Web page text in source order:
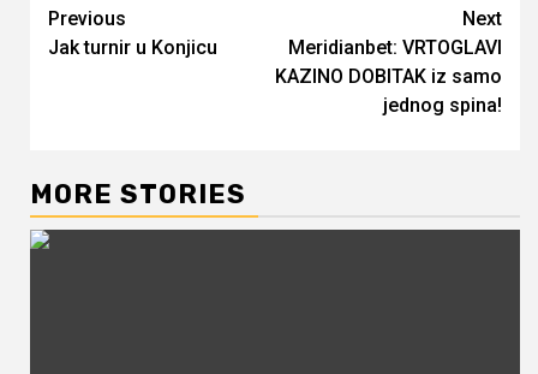
Continue
Reading
Previous
Jak turnir u Konjicu
Next
Meridianbet: VRTOGLAVI
KAZINO DOBITAK iz samo
jednog spina!
MORE STORIES